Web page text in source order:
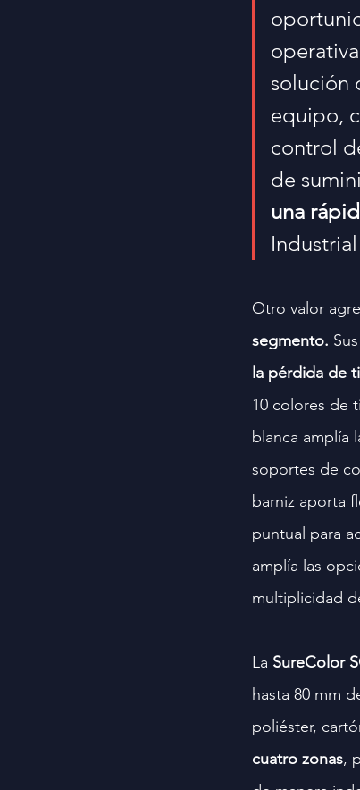
solución
equipo,
control
de
una
Otro valor
segmento.
la pérdida de
10 colores de
blanca amplía
soportes de
barniz aporta
puntual para
amplía las
multiplicidad
La SureColor
hasta 80 mm
poliéster,
cuatro zonas,